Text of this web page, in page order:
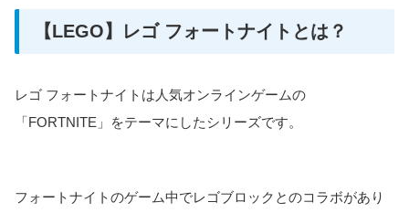
【LEGO】レゴ フォートナイトとは？
レゴ フォートナイトは人気オンラインゲームの
「FORTNITE」をテーマにしたシリーズです。
フォートナイトのゲーム中でレゴブロックとのコラボがあり